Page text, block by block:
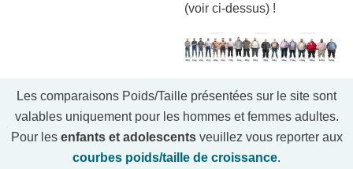
(voir ci-dessus) !
Les comparaisons Poids/Taille présentées sur le site sont
valables uniquement pour les hommes et femmes adultes.
Pour les enfants et adolescentsveuillez vous reporter aux
courbes poids/taille de croissance.